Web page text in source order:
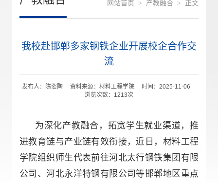
网站首页 > 产教融合 > 正文
我校赴邯郸多家钢铁企业开展校企合作交
流
发布人：陈姿陶 资料来源：材料工程学院 时间：2025-11-06
浏览次数： 1213次
为深化产教融合，拓宽学生就业渠道，推
进教育链与产业链有效衔接，近日，材料工程
学院组织师生代表前往河北太行钢铁集团有限
公司、河北永洋特钢有限公司等邯郸地区重点